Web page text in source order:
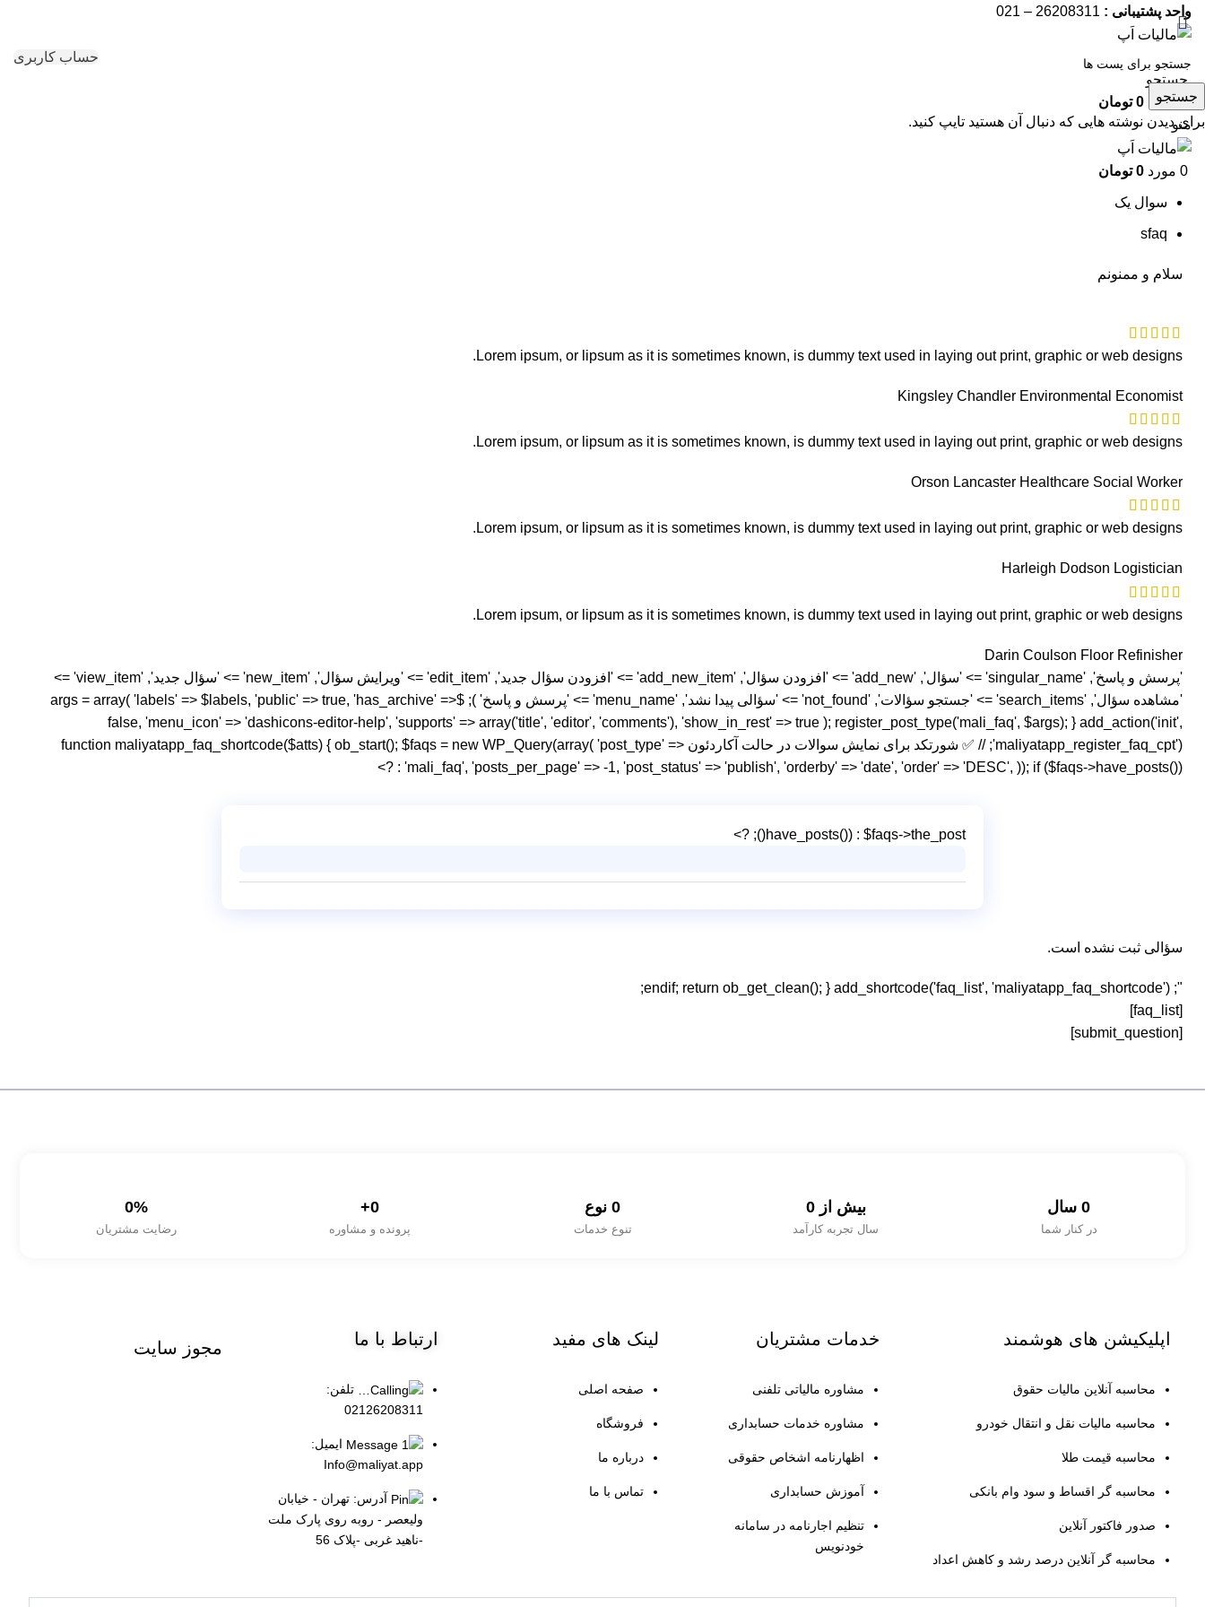
واحد پشتیبانی :
حساب کاربری
جستجو
0 مورد 0 تومان
منو
0 مورد 0 تومان
سوال یک
sfaq
سلام و ممنونم
Lorem ipsum, or lipsum as it is sometimes known, is dummy text used in laying out print, graphic or web designs.
Kingsley Chandler Environmental Economist
Lorem ipsum, or lipsum as it is sometimes known, is dummy text used in laying out print, graphic or web designs.
Orson Lancaster Healthcare Social Worker
Lorem ipsum, or lipsum as it is sometimes known, is dummy text used in laying out print, graphic or web designs.
Harleigh Dodson Logistician
Lorem ipsum, or lipsum as it is sometimes known, is dummy text used in laying out print, graphic or web designs.
Darin Coulson Floor Refinisher
'پرسش‌ و پاسخ', 'singular_name' => 'سؤال', 'add_new' => 'افزودن سؤال', 'add_new_item' => 'افزودن سؤال جدید', 'edit_item' => 'ویرایش سؤال', 'new_item' => 'سؤال جدید', 'view_item' =>
'مشاهده سؤال', 'search_items' => 'جستجو سؤالات', 'not_found' => 'سؤالی پیدا نشد', 'menu_name' => 'پرسش و پاسخ' ); $args = array( 'labels' => $labels, 'public' => true, 'has_archive' =>
false, 'menu_icon' => 'dashicons-editor-help', 'supports' => array('title', 'editor', 'comments'), 'show_in_rest' => true ); register_post_type('mali_faq', $args); } add_action('init',
'maliyatapp_register_faq_cpt'); // ✅ شورتکد برای نمایش سوالات در حالت آکاردئون function maliyatapp_faq_shortcode($atts) { ob_start(); $faqs = new WP_Query(array( 'post_type' =>
'mali_faq', 'posts_per_page' => -1, 'post_status' => 'publish', 'orderby' => 'date', 'order' => 'DESC', )); if ($faqs->have_posts()) : ?>
have_posts()) : $faqs->the_post(); ?>
سؤالی ثبت نشده است.
"; endif; return ob_get_clean(); } add_shortcode('faq_list', 'maliyatapp_faq_shortcode');
[faq_list]
[submit_question]
در کنار شما
0
سال تجربه کارآمد
بیش از 0
تنوع خدمات
0
پرونده و مشاوره
0
+
رضایت مشتریان
%
0
اپلیکیشن های هوشمند
محاسبه آنلاین مالیات حقوق
محاسبه مالیات نقل و انتقال خودرو
محاسبه قیمت طلا
محاسبه گر اقساط و سود وام بانکی
صدور فاکتور آنلاین
محاسبه گر آنلاین درصد رشد و کاهش اعداد
خدمات مشتریان
مشاوره مالیاتی تلفنی
مشاوره خدمات حسابداری
اظهارنامه اشخاص حقوقی
آموزش حسابداری
تنظیم اجارنامه در سامانه
خودنویس
لینک های مفید
صفحه اصلی
فروشگاه
درباره ما
تماس با ما
ارتباط با ما
تلفن:
02126208311
ایمیل:
Info@maliyat.app
آدرس: تهران - خیابان
ولیعصر - روبه روی پارک ملت
-ناهید غربی -پلاک 56
مجوز سایت
جستجو
برای دیدن نوشته هایی که دنبال آن هستید تایپ کنید.